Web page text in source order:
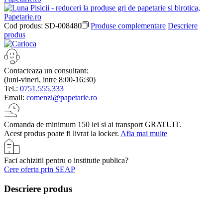
Cod produs: SD-008480 Produse complementare Descriere
produs
Contacteaza un consultant:
(luni-vineri, intre 8:00-16:30)
Tel.: 0751.555.333
Email: comenzi@papetarie.ro
Comanda de minimum 150 lei si ai transport GRATUIT.
Acest produs poate fi livrat la locker. Afla mai multe
Faci achizitii pentru o institutie publica?
Cere oferta prin SEAP
Descriere produs